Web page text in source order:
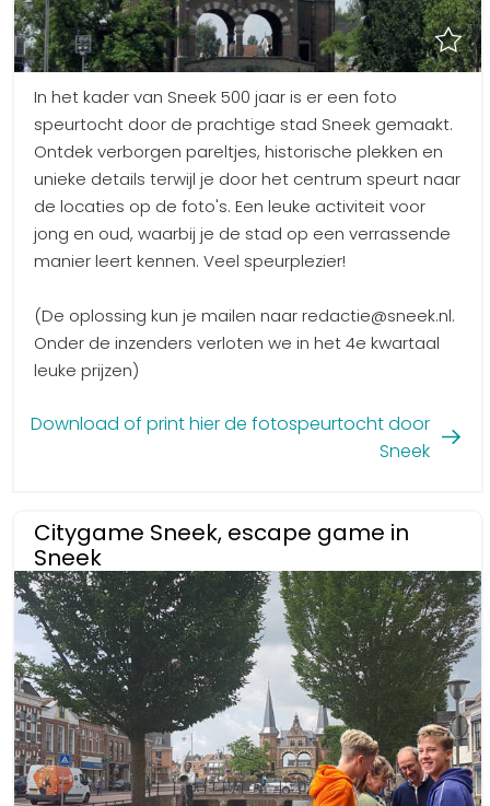
In het kader van Sneek 500 jaar is er een foto
speurtocht door de prachtige stad Sneek gemaakt.
Ontdek verborgen pareltjes, historische plekken en
unieke details terwijl je door het centrum speurt naar
de locaties op de foto's. Een leuke activiteit voor
jong en oud, waarbij je de stad op een verrassende
manier leert kennen. Veel speurplezier!
(De oplossing kun je mailen naar redactie@sneek.nl.
Onder de inzenders verloten we in het 4e kwartaal
leuke prijzen)
Download of print hier de fotospeurtocht door
Sneek
Citygame Sneek, escape game in
Sneek